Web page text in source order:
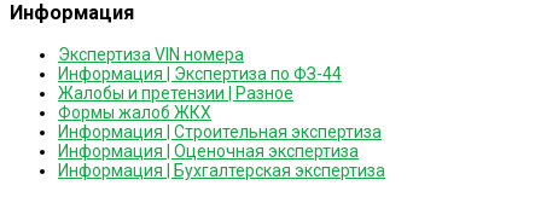
Информация
Экспертиза VIN номера
Информация | Экспертиза по ФЗ-44
Жалобы и претензии | Разное
Формы жалоб ЖКХ
Информация | Строительная экспертиза
Информация | Оценочная экспертиза
Информация | Бухгалтерская экспертиза